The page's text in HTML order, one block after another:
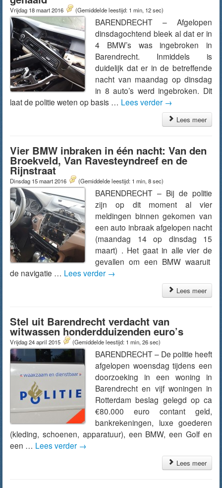
Vrijdag 18 maart 2016 (Gemiddelde leestijd: 1 min, 12 sec)
BARENDRECHT – Afgelopen
dinsdagochtend bleek al dat er in
4 BMW’s was ingebroken in
Barendrecht. Inmiddels is
duidelijk dat er in de betreffende
nacht van maandag op dinsdag
in 8 auto’s werd ingebroken. Dit
laat de politie weten op basis … Lees verder →
Lees meer
Vier BMW inbraken in één nacht: Van den
Broekveld, Van Ravesteyndreef en de
Rijnstraat
Dinsdag 15 maart 2016 (Gemiddelde leestijd: 1 min, 8 sec)
BARENDRECHT – Bij de politie
zijn op dit moment al vier
meldingen binnen gekomen van
een auto inbraak afgelopen nacht
(maandag 14 op dinsdag 15
maart) . Het gaat in alle vier de
gevallen om een BMW waaruit
de navigatie … Lees verder →
Lees meer
Stel uit Barendrecht verdacht van
witwassen honderdduizenden euro’s
Vrijdag 24 april 2015 (Gemiddelde leestijd: 1 min, 26 sec)
BARENDRECHT – De politie heeft
afgelopen woensdag tijdens een
doorzoeking in een woning in
Barendrecht en vijf woningen in
Rotterdam beslag gelegd op ca
€80.000 euro contant geld,
bankrekeningen, luxe goederen
(kleding, schoenen, apparatuur), een BMW, een Golf en
een … Lees verder →
Lees meer